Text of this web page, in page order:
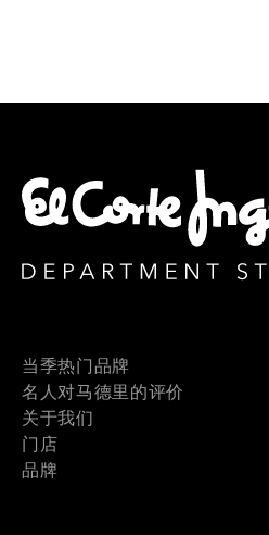
当季热门品牌
名人对马德里的评价
关于我们
门店
品牌